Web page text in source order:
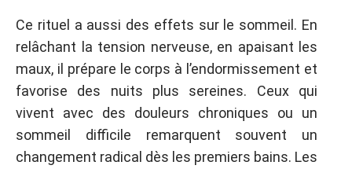
Ce rituel a aussi des effets sur le sommeil. En
relâchant la tension nerveuse, en apaisant les
maux, il prépare le corps à l’endormissement et
favorise des nuits plus sereines. Ceux qui
vivent avec des douleurs chroniques ou un
sommeil difficile remarquent souvent un
changement radical dès les premiers bains. Les